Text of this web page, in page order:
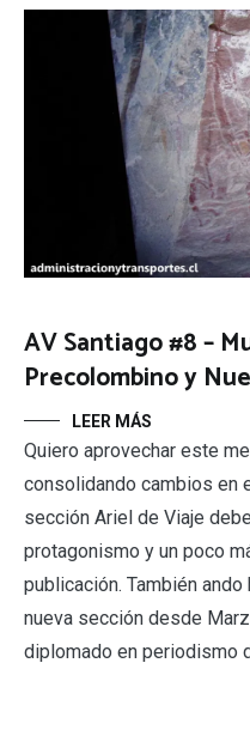
AV Santiago #8 –
Precolombino y
LEER MÁS
Quiero aprovechar este
consolidando cambios en
sección Ariel de Viaje
protagonismo y un poco
publicación. También
nueva sección desde
diplomado en periodismo